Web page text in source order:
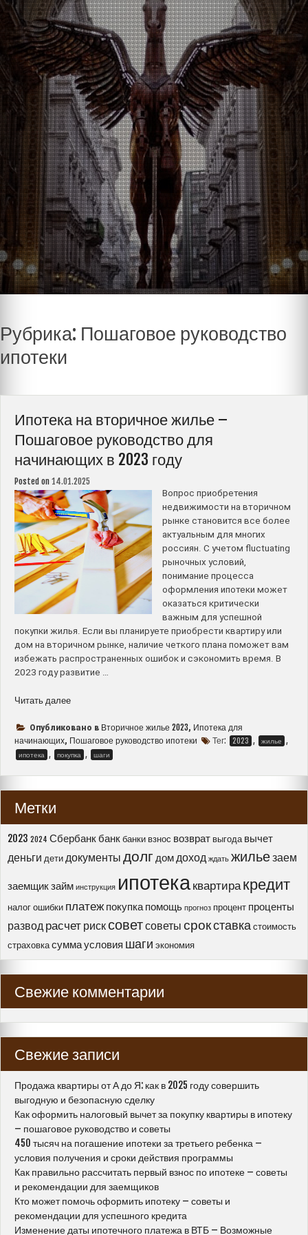
Рубрика: Пошаговое руководство
ипотеки
Ипотека на вторичное жилье –
Пошаговое руководство для
начинающих в 2023 году
Posted on 14.01.2025
Вопрос приобретения
недвижимости на вторичном
рынке становится все более
актуальным для многих
россиян. С учетом fluctuating
рыночных условий,
понимание процесса
оформления ипотеки может
оказаться критически
важным для успешной
покупки жилья. Если вы планируете приобрести квартиру или
дом на вторичном рынке, наличие четкого плана поможет вам
избежать распространенных ошибок и сэкономить время. В
2023 году развитие …
Читать далее“Ипотека
вторичное
жилье
–
в
2023
Опубликовано в Вторичное жилье 2023, Ипотека для
начинающих, Пошаговое руководство ипотеки Тег: 2023 , жилье ,
ипотека , покупка , шаги
Метки
2023 2024 Сбербанкбанкбанки взнос возврат выгода вычет
деньги детидокументы долг домдоход ждать жильезаем
заемщикзайм инструкция ипотекаквартиракредит
налогошибки платеж покупка помощь прогноз процент проценты
развод расчет рисксоветсоветы срокставка стоимость
страховкасуммаусловия шаги экономия
Свежие комментарии
Свежие записи
Продажа квартиры от А до Я: как в 2025 году совершить
выгодную и безопасную сделку
Как оформить налоговый вычет за покупку квартиры в ипотеку
– пошаговое руководство и советы
450 тысяч на погашение ипотеки за третьего ребенка –
условия получения и сроки действия программы
Как правильно рассчитать первый взнос по ипотеке – советы
и рекомендации для заемщиков
Кто может помочь оформить ипотеку – советы и
рекомендации для успешного кредита
Изменение даты ипотечного платежа в ВТБ – Возможные